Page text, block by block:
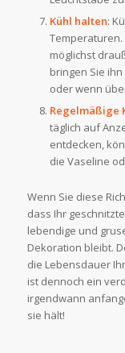
Kühl halten:
möglichst
bringen Sie
oder wenn
Regelmäßige
täglich auf
entdecken,
die Vaseline
Wenn Sie diese
dass Ihr
lebendige und
Dekoration bleibt.
die Lebensdauer
ist dennoch ein
irgendwann
sie hält!